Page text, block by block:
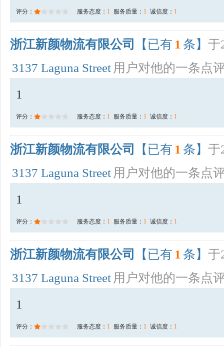
评分： 服务态度： 1 服务质量： 1 诚信度： 1
浙江新颜物流有限公司 【已有 1 条】 于
3137 Laguna Street 用户对他的一条点
1
评分： 服务态度： 1 服务质量： 1 诚信度： 1
浙江新颜物流有限公司 【已有 1 条】 于
3137 Laguna Street 用户对他的一条点
1
评分： 服务态度： 1 服务质量： 1 诚信度： 1
浙江新颜物流有限公司 【已有 1 条】 于
3137 Laguna Street 用户对他的一条点
1
评分： 服务态度： 1 服务质量： 1 诚信度： 1